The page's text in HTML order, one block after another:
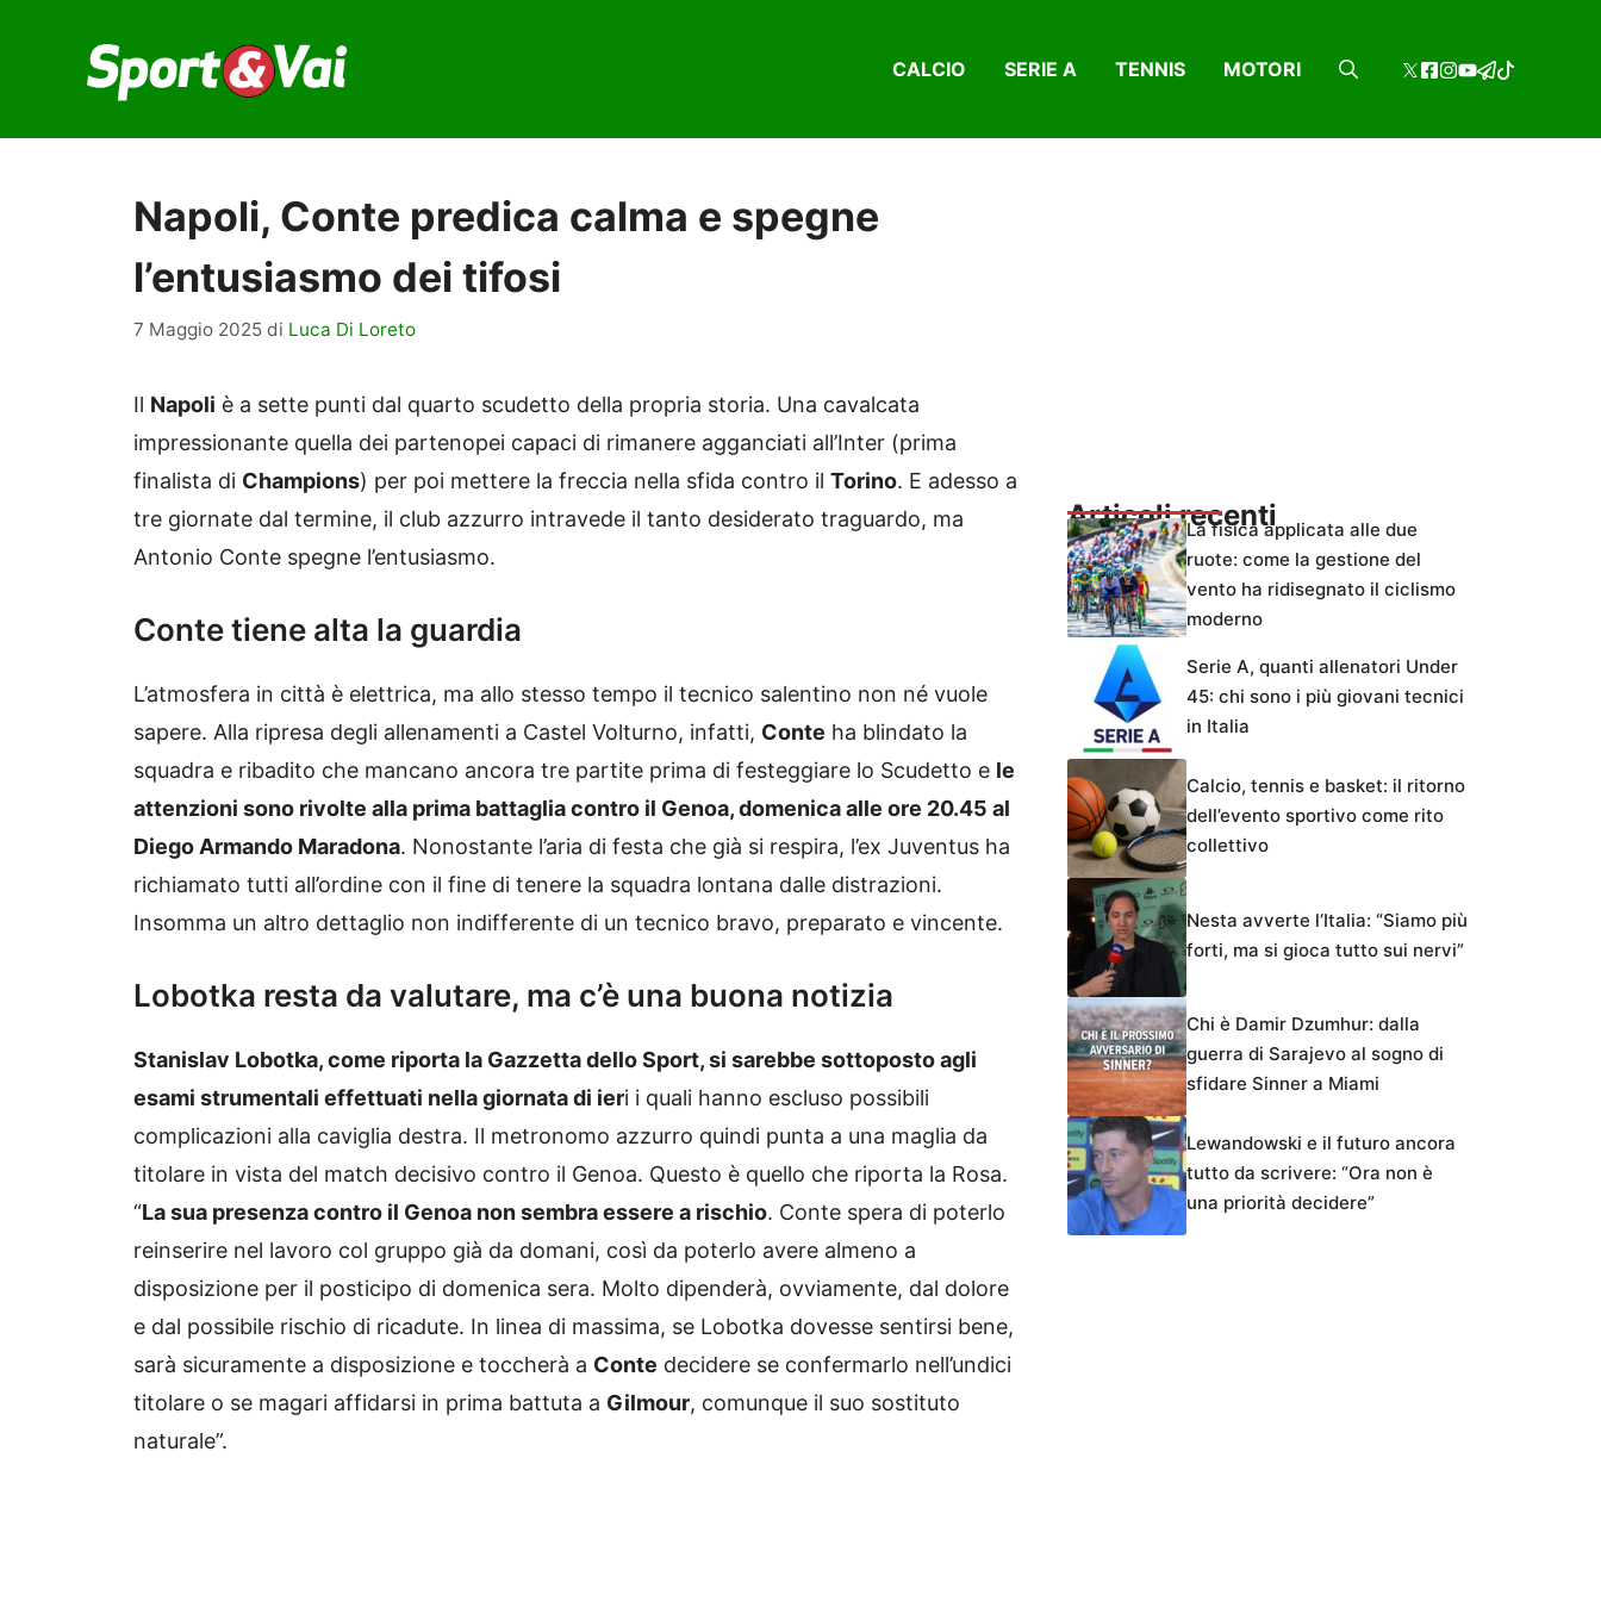
contenuto
CALCIO SERIE A TENNIS MOTORI
Napoli, Conte predica calma e spegne
l’entusiasmo dei tifosi
7 Maggio 2025 di Luca Di Loreto
Il Napoli è a sette punti dal quarto scudetto della propria storia. Una cavalcata
impressionante quella dei partenopei capaci di rimanere agganciati all’Inter (prima
finalista di Champions) per poi mettere la freccia nella sfida contro il Torino. E adesso a
tre giornate dal termine, il club azzurro intravede il tanto desiderato traguardo, ma
Antonio Conte spegne l’entusiasmo.
Conte tiene alta la guardia
L’atmosfera in città è elettrica, ma allo stesso tempo il tecnico salentino non né vuole
sapere. Alla ripresa degli allenamenti a Castel Volturno, infatti, Conte ha blindato la
squadra e ribadito che mancano ancora tre partite prima di festeggiare lo Scudetto e le
attenzioni sono rivolte alla prima battaglia contro il Genoa, domenica alle ore 20.45 al
Diego Armando Maradona. Nonostante l’aria di festa che già si respira, l’ex Juventus ha
richiamato tutti all’ordine con il fine di tenere la squadra lontana dalle distrazioni.
Insomma un altro dettaglio non indifferente di un tecnico bravo, preparato e vincente.
Lobotka resta da valutare, ma c’è una buona notizia
Stanislav Lobotka, come riporta la Gazzetta dello Sport, si sarebbe sottoposto agli
esami strumentali effettuati nella giornata di ieri i quali hanno escluso possibili
complicazioni alla caviglia destra. Il metronomo azzurro quindi punta a una maglia da
titolare in vista del match decisivo contro il Genoa. Questo è quello che riporta la Rosa.
“La sua presenza contro il Genoa non sembra essere a rischio. Conte spera di poterlo
reinserire nel lavoro col gruppo già da domani, così da poterlo avere almeno a
disposizione per il posticipo di domenica sera. Molto dipenderà, ovviamente, dal dolore
e dal possibile rischio di ricadute. In linea di massima, se Lobotka dovesse sentirsi bene,
sarà sicuramente a disposizione e toccherà a Conte decidere se confermarlo nell’undici
titolare o se magari affidarsi in prima battuta a Gilmour, comunque il suo sostituto
naturale”.
Articoli recentiLa fisica applicata alle due
ruote: come la gestione del
vento ha ridisegnato il ciclismo
moderno
Serie A, quanti allenatori Under
45: chi sono i più giovani tecnici
in Italia
Calcio, tennis e basket: il ritorno
dell’evento sportivo come rito
collettivo
Nesta avverte l’Italia: “Siamo più
forti, ma si gioca tutto sui nervi”
Chi è Damir Dzumhur: dalla
guerra di Sarajevo al sogno di
sfidare Sinner a Miami
Lewandowski e il futuro ancora
tutto da scrivere: “Ora non è
una priorità decidere”